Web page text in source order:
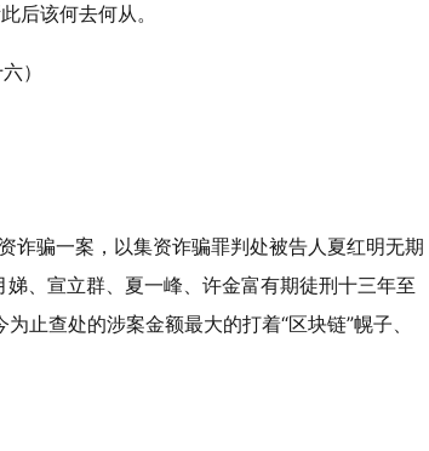
后该何去何从。
诈骗一案，以集资诈骗罪判处被告人夏红明无期
娣、宣立群、夏一峰、许金富有期徒刑十三年至
止查处的涉案金额最大的打着“区块链”幌子、